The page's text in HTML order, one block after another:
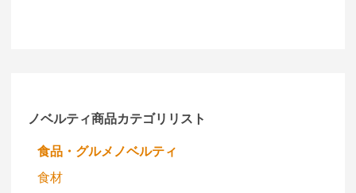
ノベルティ商品カテゴリリスト
食品・グルメノベルティ
食材